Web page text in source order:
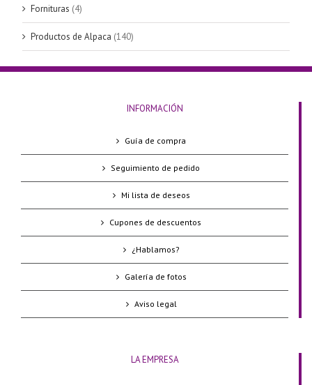
Fornituras (4)
Productos de Alpaca (140)
INFORMACIÓN
Guía de compra
Seguimiento de pedido
Mi lista de deseos
Cupones de descuentos
¿Hablamos?
Galería de fotos
Aviso legal
LA EMPRESA